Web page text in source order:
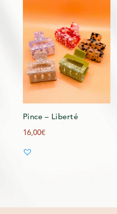
Pince – Liberté
16,00€